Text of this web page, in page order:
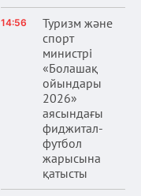
14:56
Туризм және
спорт
министрі
«Болашақ
ойындары
2026»
аясындағы
фиджитал-
футбол
жарысына
қатысты